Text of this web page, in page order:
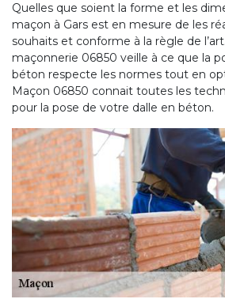
Quelles que soient la forme et les
maçon à Gars est en mesure de les
souhaits et conforme à la règle de
maçonnerie 06850 veille à ce que la
béton respecte les normes tout en
Maçon 06850 connait toutes les
pour la pose de votre dalle en béton.